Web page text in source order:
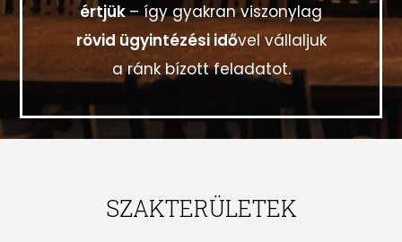
értjük– így gyakran viszonylag
rövid ügyintézési idővel vállaljuk
a ránk bízott feladatot.
SZAKTERÜLETEK